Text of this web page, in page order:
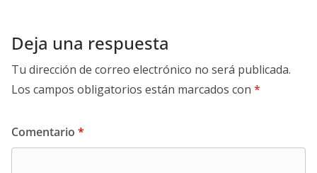
Deja una respuesta
Tu dirección de correo electrónico no será publicada.
Los campos obligatorios están marcados con *
Comentario *